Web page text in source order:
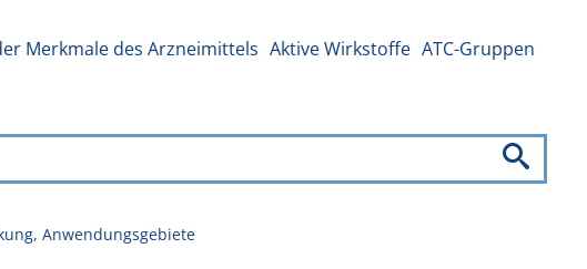
Merkmale des Arzneimittels Aktive Wirkstoffe ATC-Gruppen
Anwendungsgebiete